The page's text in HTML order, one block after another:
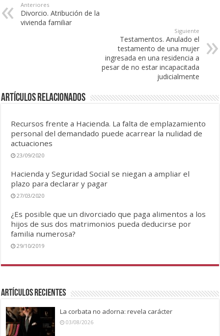
Anteriores
Divorcio. Atribución de la
vivienda familiar
Siguiente
Testamentos. Anulado el
testamento de una mujer
ingresada en una residencia a
pesar de no estar incapacitada
judicialmente
Artículos Relacionados
Recursos frente a Hacienda. La falta de emplazamiento
personal del demandado puede acarrear la nulidad de
actuaciones
23/09/2020
Hacienda y Seguridad Social se niegan a ampliar el
plazo para declarar y pagar
27/03/2020
¿Es posible que un divorciado que paga alimentos a los
hijos de sus dos matrimonios pueda deducirse por
familia numerosa?
29/10/2019
Artículos recientes
La corbata no adorna: revela carácter
03/08/2026